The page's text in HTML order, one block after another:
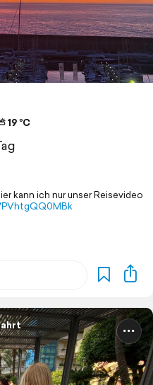
19 °C
kann ich nur unser Reisevideo